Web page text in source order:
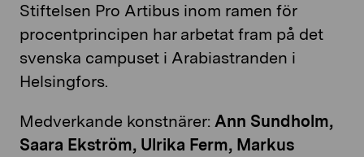
Stiftelsen Pro Artibus inom ramen för
procentprincipen har arbetat fram på det
svenska campuset i Arabiastranden i
Helsingfors.
Medverkande konstnärer: Ann Sundholm,
Saara Ekström, Ulrika Ferm, Markus